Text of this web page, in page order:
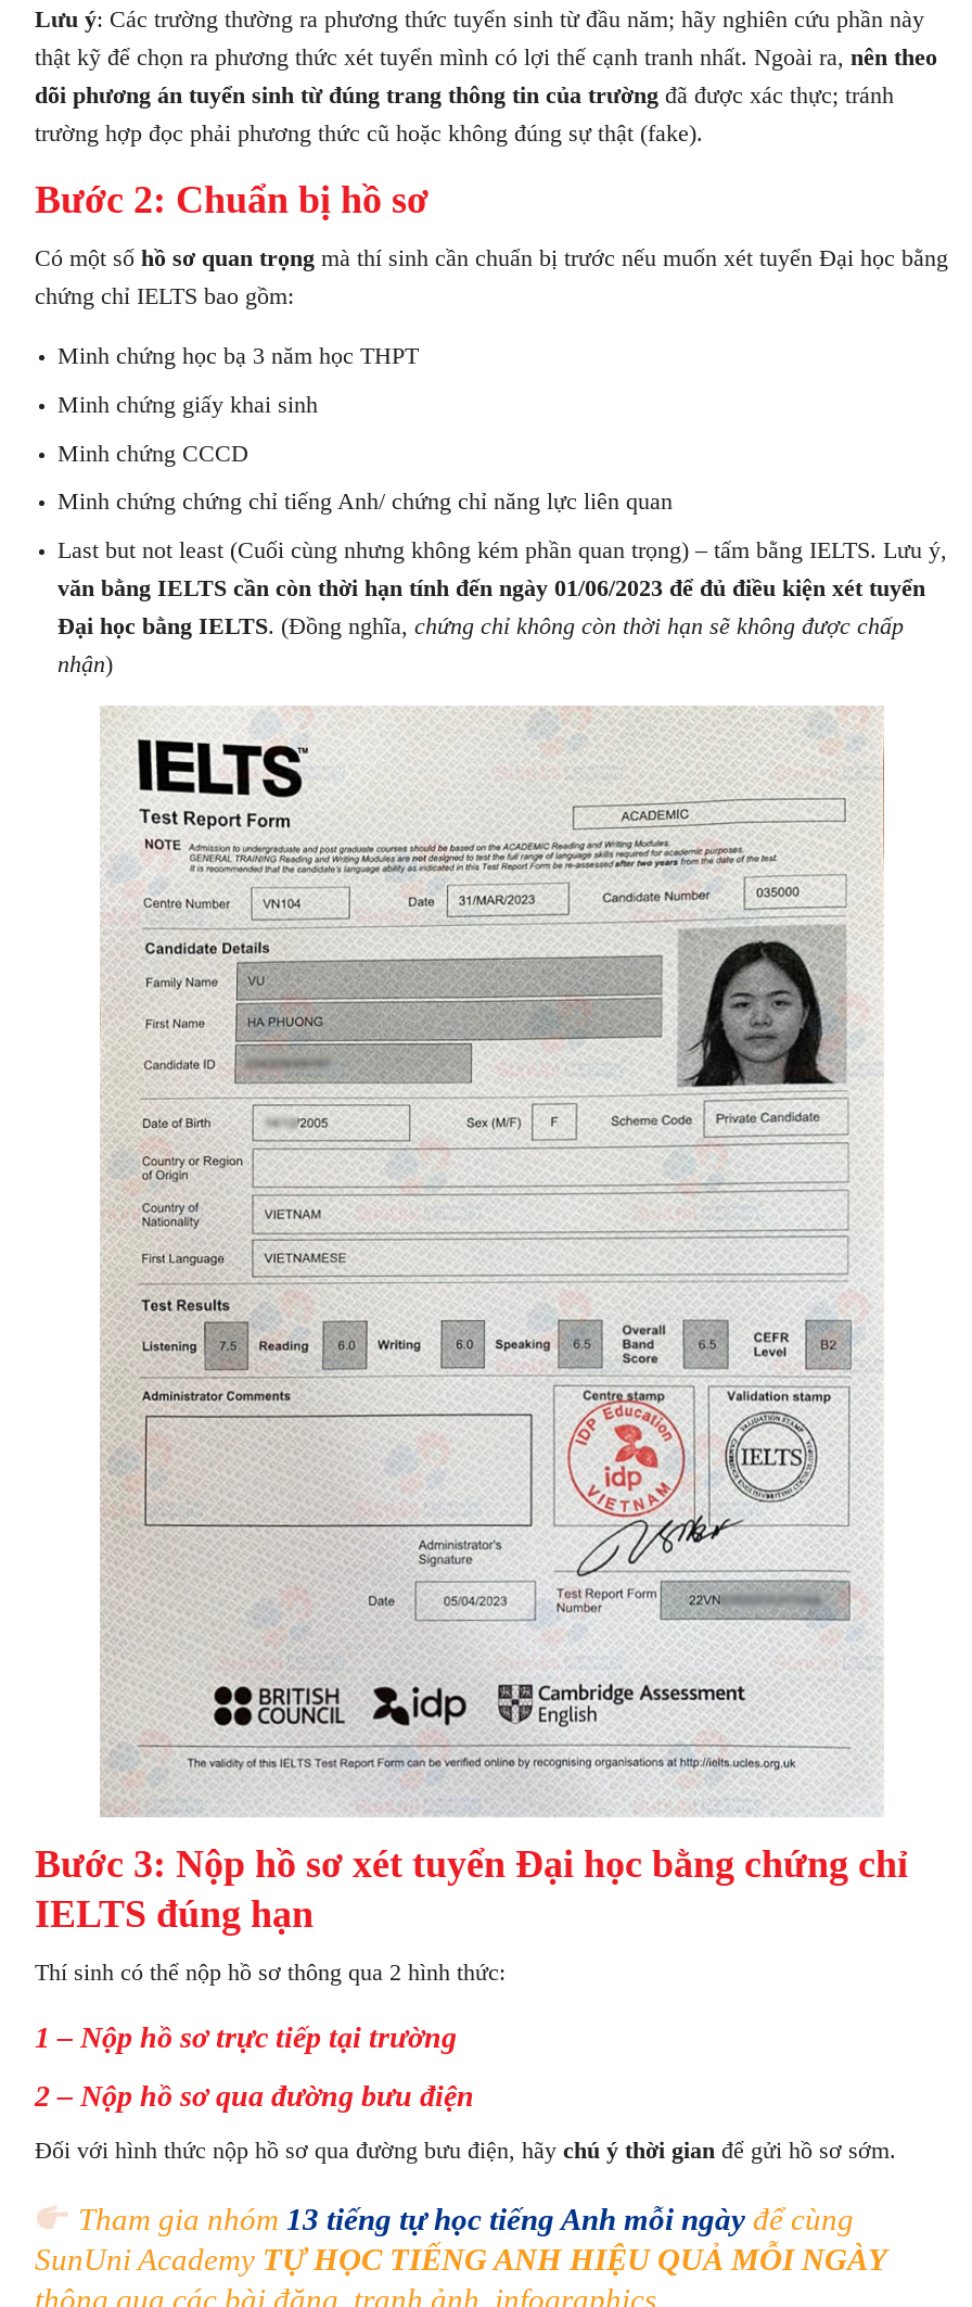
Lưu ý: Các trường thường ra phương thức tuyển sinh từ đầu năm; hãy nghiên cứu phần này
thật kỹ để chọn ra phương thức xét tuyển mình có lợi thế cạnh tranh nhất. Ngoài ra, nên theo
dõi phương án tuyển sinh từ đúng trang thông tin của trường đã được xác thực; tránh
trường hợp đọc phải phương thức cũ hoặc không đúng sự thật (fake).
Bước 2: Chuẩn bị hồ sơ
Có một số hồ sơ quan trọng mà thí sinh cần chuẩn bị trước nếu muốn xét tuyển Đại học bằng
chứng chỉ IELTS bao gồm:
Minh chứng học bạ 3 năm học THPT
Minh chứng giấy khai sinh
Minh chứng CCCD
Minh chứng chứng chỉ tiếng Anh/ chứng chỉ năng lực liên quan
Last but not least (Cuối cùng nhưng không kém phần quan trọng) – tấm bằng IELTS. Lưu ý,
văn bằng IELTS cần còn thời hạn tính đến ngày 01/06/2023 để đủ điều kiện xét tuyển
Đại học bằng IELTS. (Đồng nghĩa, chứng chỉ không còn thời hạn sẽ không được chấp
nhận)
Bước 3: Nộp hồ sơ xét tuyển Đại học bằng chứng chỉ
IELTS đúng hạn
Thí sinh có thể nộp hồ sơ thông qua 2 hình thức:
1 – Nộp hồ sơ trực tiếp tại trường
2 – Nộp hồ sơ qua đường bưu điện
Đối với hình thức nộp hồ sơ qua đường bưu điện, hãy chú ý thời gian để gửi hồ sơ sớm.
Tham gia nhóm 13 tiếng tự học tiếng Anh mỗi ngàyđể cùng
SunUni Academy TỰ HỌC TIẾNG ANH HIỆU QUẢ MỖI NGÀY
thông qua các bài đăng, tranh ảnh, infographics,…